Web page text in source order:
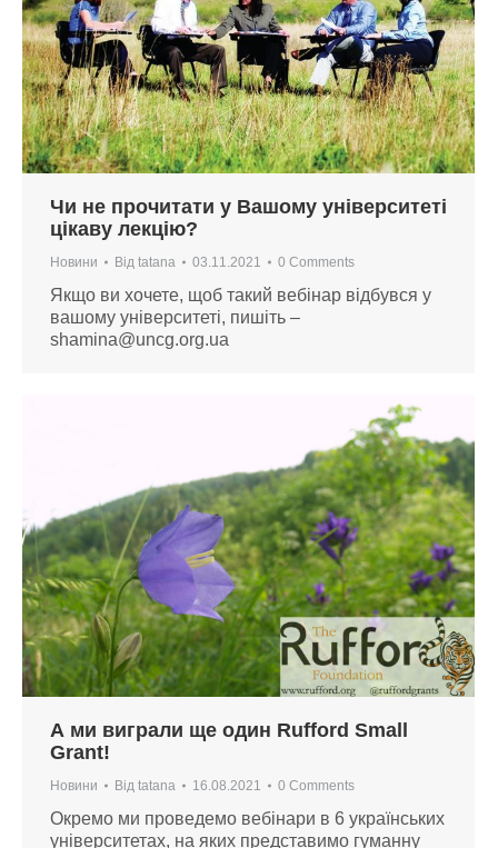
Чи не прочитати у Вашому університеті
цікаву лекцію?
Новини Від tatana 03.11.2021 0 Comments
Якщо ви хочете, щоб такий вебінар відбувся у
вашому університеті, пишіть –
shamina@uncg.org.ua
А ми виграли ще один Rufford Small
Grant!
Новини Від tatana 16.08.2021 0 Comments
Окремо ми проведемо вебінари в 6 українських
університетах, на яких представимо гуманну